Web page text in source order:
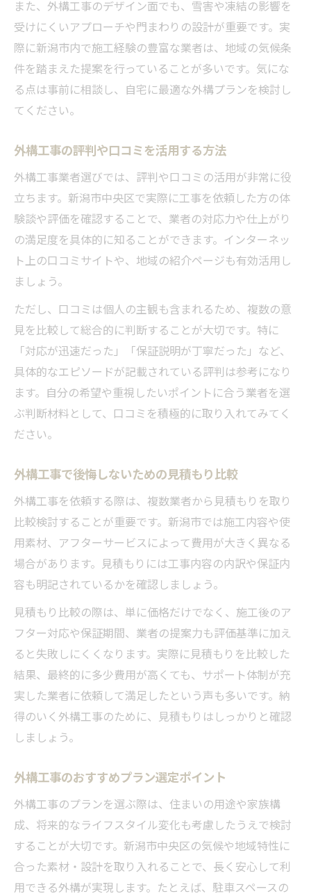
また、外構工事のデザイン面でも、雪害や凍結の影響を
受けにくいアプローチや門まわりの設計が重要です。実
際に新潟市内で施工経験の豊富な業者は、地域の気候条
件を踏まえた提案を行っていることが多いです。気にな
る点は事前に相談し、自宅に最適な外構プランを検討し
てください。
外構工事の評判や口コミを活用する方法
外構工事業者選びでは、評判や口コミの活用が非常に役
立ちます。新潟市中央区で実際に工事を依頼した方の体
験談や評価を確認することで、業者の対応力や仕上がり
の満足度を具体的に知ることができます。インターネッ
ト上の口コミサイトや、地域の紹介ページも有効活用し
ましょう。
ただし、口コミは個人の主観も含まれるため、複数の意
見を比較して総合的に判断することが大切です。特に
「対応が迅速だった」「保証説明が丁寧だった」など、
具体的なエピソードが記載されている評判は参考になり
ます。自分の希望や重視したいポイントに合う業者を選
ぶ判断材料として、口コミを積極的に取り入れてみてく
ださい。
外構工事で後悔しないための見積もり比較
外構工事を依頼する際は、複数業者から見積もりを取り
比較検討することが重要です。新潟市では施工内容や使
用素材、アフターサービスによって費用が大きく異なる
場合があります。見積もりには工事内容の内訳や保証内
容も明記されているかを確認しましょう。
見積もり比較の際は、単に価格だけでなく、施工後のア
フター対応や保証期間、業者の提案力も評価基準に加え
ると失敗しにくくなります。実際に見積もりを比較した
結果、最終的に多少費用が高くても、サポート体制が充
実した業者に依頼して満足したという声も多いです。納
得のいく外構工事のために、見積もりはしっかりと確認
しましょう。
外構工事のおすすめプラン選定ポイント
外構工事のプランを選ぶ際は、住まいの用途や家族構
成、将来的なライフスタイル変化も考慮したうえで検討
することが大切です。新潟市中央区の気候や地域特性に
合った素材・設計を取り入れることで、長く安心して利
用できる外構が実現します。たとえば、駐車スペースの